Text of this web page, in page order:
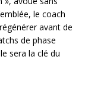
le coach
avant de
de phase
sera la clé du